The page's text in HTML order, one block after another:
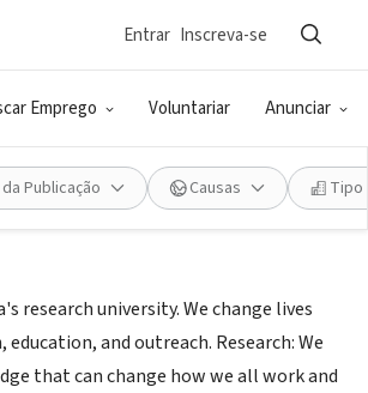
Emprego Voluntariar Anunciar
Entrar Inscreva-se
Publicação Causas Tipo
Minnesota
research university. We change lives
and outreach. Research: We
that can change how we all work and